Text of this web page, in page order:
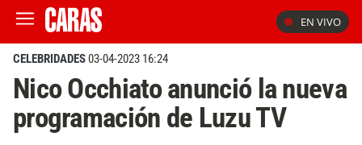
EN VIVO
CELEBRIDADES03-04-2023 16:24
Nico Occhiato anunció la nueva
programación de Luzu TV